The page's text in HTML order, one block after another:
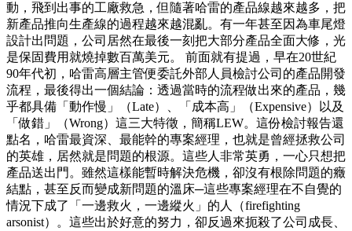
動，飛到出事的工廠救急，但隨著哈雷的產品線越來越多，把
新產品推向生產線的過程越來越混亂。有一年甚至因為車尾燈
設計出問題，公司居然在最後一刻把大部分產品全面大修，光
是保固費用就燒掉數百萬美元。 前面就有提過，早在20世紀
90年代初，哈雷高層主管便委託外部人員檢討公司的產品開發
流程，最後得出一個結論：透過當時的流程做出來的產品，幾
乎都具備「動作慢」（Late）、「成本高」（Expensive）以及
「做錯」（Wrong）這三大特徵，簡稱LEW。這份檢討報告還
點名，哈雷最資深、最能幹的專案經理，也就是曾經拯救公司
的英雄，居然就是問題的根源。這些人非常英勇，一心只想把
產品送出門。雖然這樣能暫時解決危機，卻沒有根除問題的癥
結點，甚至反而變成新問題的溫床─這些專案經理在不自覺的
情況下成了「一邊救火，一邊縱火」的人（firefighting
arsonist）。這些出於好意的努力，卻反過來扼殺了公司成長、